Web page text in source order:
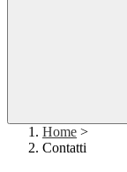
Home >
Contatti